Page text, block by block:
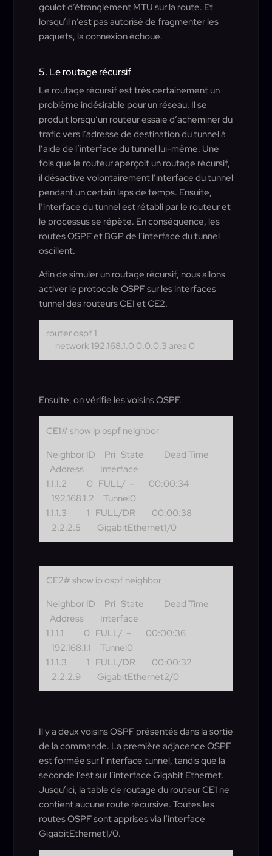
goulot d’étranglement MTU sur la route. Et
lorsqu’il n’est pas autorisé de fragmenter les
paquets, la connexion échoue.
5. Le routage récursif
Le routage récursif est très certainement un
problème indésirable pour un réseau. Il se
produit lorsqu’un routeur essaie d’acheminer du
trafic vers l’adresse de destination du tunnel à
l’aide de l’interface du tunnel lui-même. Une
fois que le routeur aperçoit un routage récursif,
il désactive volontairement l’interface du tunnel
pendant un certain laps de temps. Ensuite,
l’interface du tunnel est rétabli par le routeur et
le processus se répète. En conséquence, les
routes OSPF et BGP de l’interface du tunnel
oscillent.
Afin de simuler un routage récursif, nous allons
activer le protocole OSPF sur les interfaces
tunnel des routeurs CE1 et CE2.
router ospf 1
network 192.168.1.0 0.0.0.3 area 0
Ensuite, on vérifie les voisins OSPF.
CE1# show ip ospf neighbor
Neighbor ID Pri State Dead Time
Address Interface
1.1.1.2 0 FULL/ – 00:00:34
192.168.1.2 Tunnel0
1.1.1.3 1 FULL/DR 00:00:38
2.2.2.5 GigabitEthernet1/0
CE2# show ip ospf neighbor
Neighbor ID Pri State Dead Time
Address Interface
1.1.1.1 0 FULL/ – 00:00:36
192.168.1.1 Tunnel0
1.1.1.3 1 FULL/DR 00:00:32
2.2.2.9 GigabitEthernet2/0
Il y a deux voisins OSPF présentés dans la sortie
de la commande. La première adjacence OSPF
est formée sur l’interface tunnel, tandis que la
seconde l’est sur l’interface Gigabit Ethernet.
Jusqu’ici, la table de routage du routeur CE1 ne
contient aucune route récursive. Toutes les
routes OSPF sont apprises via l’interface
GigabitEthernet1/0.